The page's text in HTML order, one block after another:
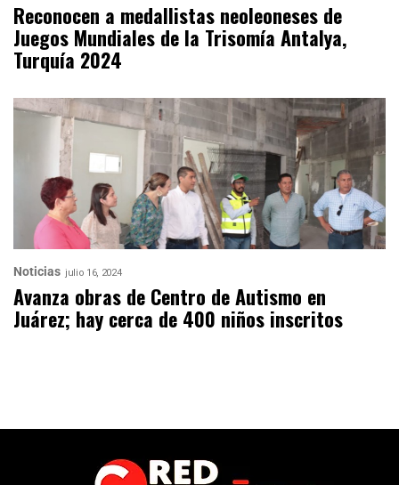
Reconocen a medallistas neoleoneses de
Juegos Mundiales de la Trisomía Antalya,
Turquía 2024
Noticias julio 16, 2024
Avanza obras de Centro de Autismo en
Juárez; hay cerca de 400 niños inscritos